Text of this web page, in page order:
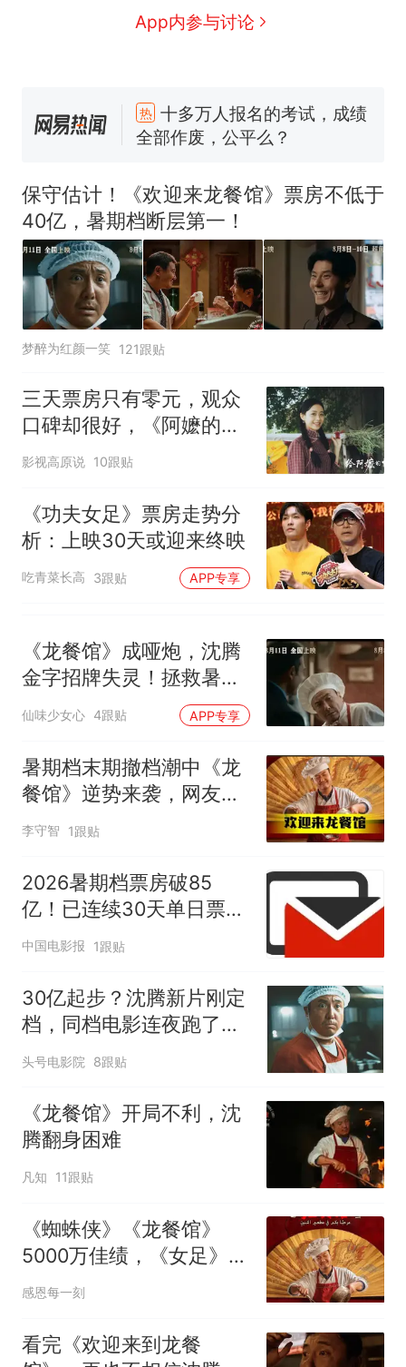
App内参与讨论
热 十多万人报名的考试，成绩
全部作废，公平么？
家，刚改国名，总统就邀请中
国大使骑行绕了几乎整个国境
线一圈，还曾两次到中国寻根
搬家报价570元，搬到楼下交
5060元才肯搬上楼！女子傻眼
了……
视频丨只要一枚命中就能让航
母瘫痪 轰-6J实力有多强？
空调24小时开着反而更省电？
电力部门回应
台风"白海豚"登陆 中心附近最
热 十多万人报名的考试，成绩
全部作废，公平么？
保守估计！《欢迎来龙餐馆》票房不低于
40亿，暑期档断层第一！
梦醉为红颜一笑 121跟贴
三天票房只有零元，观众
口碑却很好，《阿嬷的情
书》的成功难复制
影视高原说 10跟贴
《功夫女足》票房走势分
析：上映30天或迎来终映
吃青菜长高 3跟贴 APP专享
《龙餐馆》成哑炮，沈腾
金字招牌失灵！拯救暑期
档还要看周星驰
仙味少女心 4跟贴 APP专享
暑期档末期撤档潮中《龙
餐馆》逆势来袭，网友肯
定沈腾演技要颁奖
李守智 1跟贴
2026暑期档票房破85
亿！已连续30天单日票房
破亿
中国电影报 1跟贴
30亿起步？沈腾新片刚定
档，同档电影连夜跑了！
6天就上硬刚诺兰
头号电影院 8跟贴
《龙餐馆》开局不利，沈
腾翻身困难
凡知 11跟贴
《蜘蛛侠》《龙餐馆》
5000万佳绩，《女足》
1000万出局
感恩每一刻
看完《欢迎来到龙餐